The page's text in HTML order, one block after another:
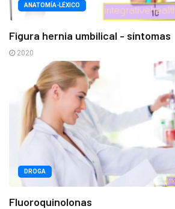
ANATOMÍA-LÉXICO
Figura hernia umbilical - síntomas
2020
DROGA
Fluoroquinolonas